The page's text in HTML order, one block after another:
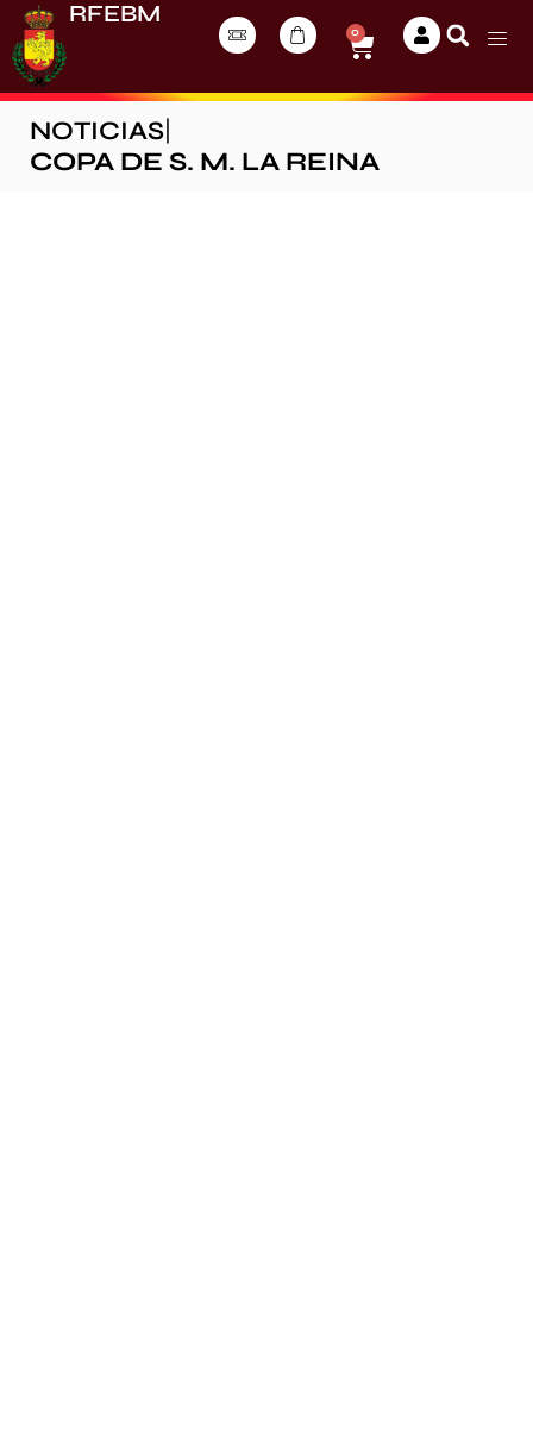
RFEBM
0
NOTICIAS
COPA DE S. M. LA REINA